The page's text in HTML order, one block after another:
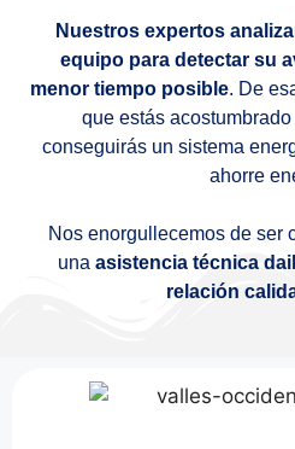
Nuestros expertos
equipo para detectar su
menor tiempo posible. De
que estás
conseguirás un sistema
ahorre
Nos enorgullecemos de ser
una asistencia técnica
relación